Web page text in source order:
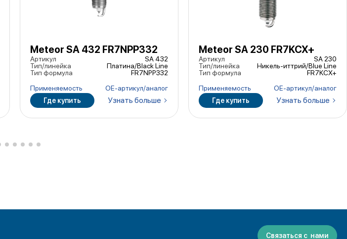
Meteor SA 432 FR7NPP332
Артикул
SA 432
Тип/линейка
Платина/Black Line
Тип формула
FR7NPP332
Применяемость
ОЕ-артикул/аналог
Где купить
Узнать больше
Meteor SA 230 FR7KCX+
Артикул
SA 230
Тип/линейка
Никель-иттрий/Blue Line
Тип формула
FR7KCX+
Применяемость
ОЕ-артикул/аналог
Где купить
Узнать больше
Связаться с нами